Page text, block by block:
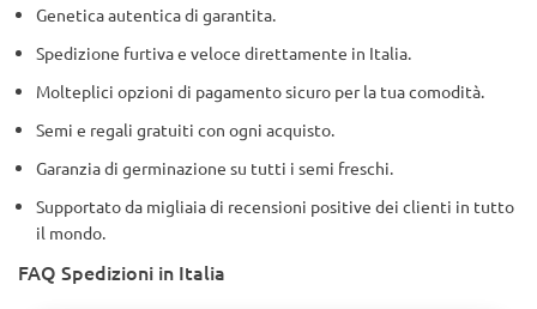
Genetica autentica di garantita.
Spedizione furtiva e veloce direttamente in Italia.
Molteplici opzioni di pagamento sicuro per la tua comodità.
Semi e regali gratuiti con ogni acquisto.
Garanzia di germinazione su tutti i semi freschi.
Supportato da migliaia di recensioni positive dei clienti in tutto
il mondo.
FAQ Spedizioni in Italia